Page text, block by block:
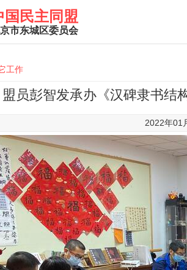
国民主同盟
市东城区委员会
工作
盟员彭智发承办《汉碑隶书结
2022年01